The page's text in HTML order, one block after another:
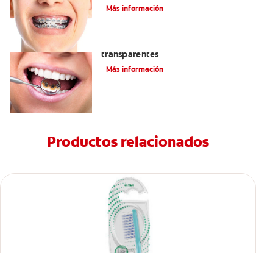
Más información
transparentes
Más información
Productos relacionados